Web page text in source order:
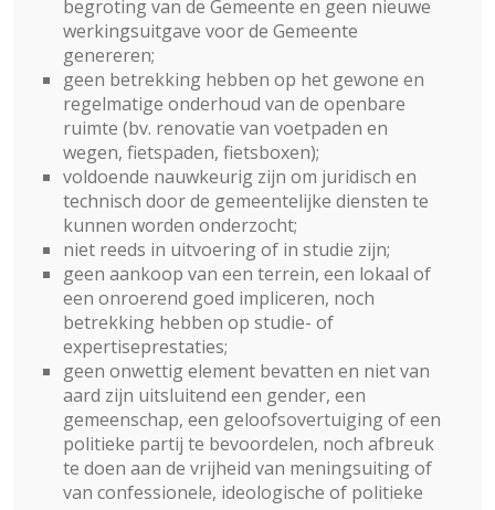
begroting van de Gemeente en geen nieuwe
werkingsuitgave voor de Gemeente
genereren;
geen betrekking hebben op het gewone en
regelmatige onderhoud van de openbare
ruimte (bv. renovatie van voetpaden en
wegen, fietspaden, fietsboxen);
voldoende nauwkeurig zijn om juridisch en
technisch door de gemeentelijke diensten te
kunnen worden onderzocht;
niet reeds in uitvoering of in studie zijn;
geen aankoop van een terrein, een lokaal of
een onroerend goed impliceren, noch
betrekking hebben op studie- of
expertiseprestaties;
geen onwettig element bevatten en niet van
aard zijn uitsluitend een gender, een
gemeenschap, een geloofsovertuiging of een
politieke partij te bevoordelen, noch afbreuk
te doen aan de vrijheid van meningsuiting of
van confessionele, ideologische of politieke